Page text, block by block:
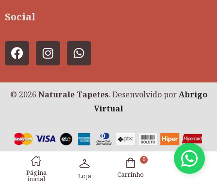
Social
© 2026 Naturale Tapetes. Desenvolvido porAbrigo
Virtual
Página
inicial Loja
0
Carrinho